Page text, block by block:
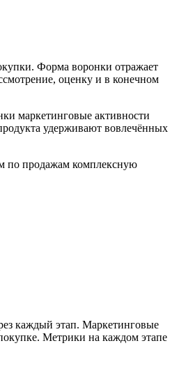
Форма воронки отражает
оценку и в конечном
маркетинговые активности
удерживают вовлечённых
по продажам комплексную
каждый этап. Маркетинговые
Метрики на каждом этапе